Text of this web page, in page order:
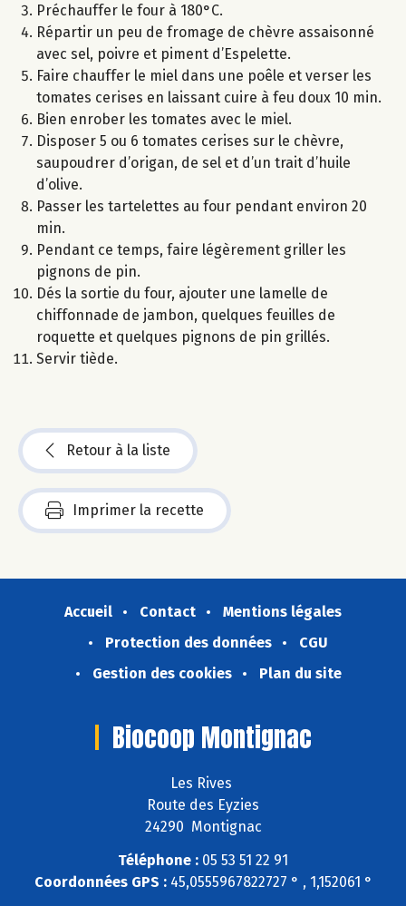
Préchauffer le four à 180°C.
Répartir un peu de fromage de chèvre assaisonné
avec sel, poivre et piment d’Espelette.
Faire chauffer le miel dans une poêle et verser les
tomates cerises en laissant cuire à feu doux 10 min.
Bien enrober les tomates avec le miel.
Disposer 5 ou 6 tomates cerises sur le chèvre,
saupoudrer d’origan, de sel et d’un trait d’huile
d’olive.
Passer les tartelettes au four pendant environ 20
min.
Pendant ce temps, faire légèrement griller les
pignons de pin.
Dés la sortie du four, ajouter une lamelle de
chiffonnade de jambon, quelques feuilles de
roquette et quelques pignons de pin grillés.
Servir tiède.
Retour à la liste
Imprimer la recette
Accueil Contact
Mentions légales
Protection des données
CGU
Gestion des cookies
Plan du site
Biocoop Montignac
Les Rives
Route des Eyzies
24290 Montignac
Téléphone : 05 53 51 22 91
Coordonnées GPS :45,0555967822727 ° , 1,152061 °